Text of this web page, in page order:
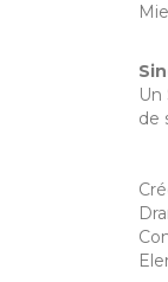
Un
de